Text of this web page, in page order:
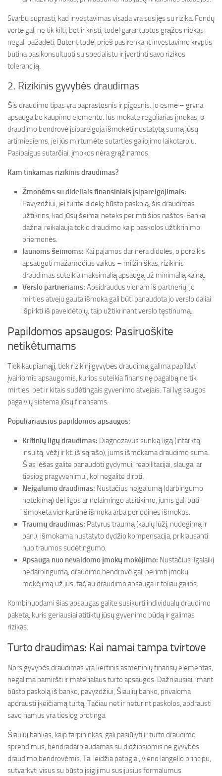
Svarbu suprasti, kad investavimas visada yra susijęs su rizika. Fondų
vertė gali ne tik kilti, bet ir kristi, todėl garantuotos grąžos niekas
negali pažadėti. Būtent todėl prieš pasirenkant investavimo kryptis
būtina pasikonsultuoti su specialistu ir įvertinti savo rizikos
toleranciją.
2. Rizikinis gyvybės draudimas
Šis draudimo tipas yra paprastesnis ir pigesnis. Jo esmė – gryna
apsauga be kaupimo elemento. Jūs mokate reguliarias įmokas, o
draudimo bendrovė įsipareigoja išmokėti nustatytą sumą jūsų
artimiesiems, jei jūs mirtumėte sutarties galiojimo laikotarpiu.
Pasibaigus sutarčiai, įmokos nėra grąžinamos.
Kam tinkamas rizikinis draudimas?
Žmonėms su dideliais finansiniais įsipareigojimais:
Pavyzdžiui, jei turite didelę būsto paskolą, šis draudimas
užtikrins, kad jūsų šeimai neteks perimti šios naštos. Bankai
dažnai reikalauja tokio draudimo kaip paskolos užtikrinimo
priemonės.
Jaunoms šeimoms: Kai pajamos dar nėra didelės, o poreikis
apsaugoti mažamečius vaikus – milžiniškas, rizikinis
draudimas suteikia maksimalią apsaugą už minimalią kainą.
Verslo partneriams: Apsidraudus vienam iš partnerių, jo
mirties atveju gauta išmoka gali būti panaudota jo verslo daliai
išpirkti iš paveldėtojų, taip užtikrinant verslo tęstinumą.
Papildomos apsaugos: Pasiruoškite
netikėtumams
Tiek kaupiamąjį, tiek rizikinį gyvybės draudimą galima papildyti
įvairiomis apsaugomis, kurios suteikia finansinę pagalbą ne tik
mirties, bet ir kitais sudėtingais gyvenimo atvejais. Tai lyg saugos
pagalvių sistema jūsų finansams.
Populiariausios papildomos apsaugos:
Kritinių ligų draudimas: Diagnozavus sunkią ligą (infarktą,
insultą, vėžį ir kt. iš sąrašo), jums išmokama draudimo suma.
Šias lėšas galite panaudoti gydymui, reabilitacijai, slaugai ar
tiesiog pragyvenimui, kol negalite dirbti.
Neįgalumo draudimas: Nustačius neįgalumą (darbingumo
netekimą) dėl ligos ar nelaimingo atsitikimo, jums gali būti
išmokėta vienkartinė išmoka arba periodinės išmokos.
Traumų draudimas: Patyrus traumą (kaulų lūžį, nudegimą ir
pan.), išmokama nustatyto dydžio kompensacija, priklausanti
nuo traumos sudėtingumo.
Apsauga nuo nevaldomo įmokų mokėjimo: Nustačius ilgalaikį
nedarbingumą, draudimo bendrovė gali perimti įmokų
mokėjimą už jus, tačiau draudimo apsauga ir toliau galios.
Kombinuodami šias apsaugas galite susikurti individualų draudimo
paketą, kuris geriausiai atitiktų jūsų gyvenimo būdą ir galimas
rizikas.
Turto draudimas: Kai namai tampa tvirtove
Nors gyvybės draudimas yra kertinis asmeninių finansų elementas,
negalima pamiršti ir materialaus turto apsaugos. Dažniausiai, imant
būsto paskolą iš banko, pavyzdžiui, Šiaulių banko, privaloma
apdrausti įkeičiamą turtą. Tačiau net ir neturint paskolos, apdrausti
savo namus yra tiesiog protinga.
Šiaulių bankas, kaip tarpininkas, gali pasiūlyti ir turto draudimo
sprendimus, bendradarbiaudamas su didžiosiomis ne gyvybės
draudimo bendrovėmis. Tai leidžia patogiai, vieno langelio principu,
sutvarkyti visus su būsto įsigijimu susijusius formalumus.